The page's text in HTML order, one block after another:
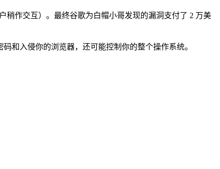
稍作交互）。最终谷歌为白帽小哥发现的漏洞支付了 2 万美
和入侵你的浏览器，还可能控制你的整个操作系统。